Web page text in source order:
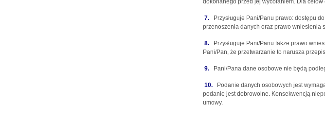
dokonanego przed jej wycofaniem. Dla
7.
Przysługuje Pani/Panu prawo: dostępu
przenoszenia danych oraz prawo wniesienia
8. Przysługuje Pani/Panu także prawo
Pani/Pan, że przetwarzanie to narusza
9. Pani/Pana dane osobowe nie będą
10. Podanie danych osobowych jest
podanie jest dobrowolne. Konsekwencją
umowy.